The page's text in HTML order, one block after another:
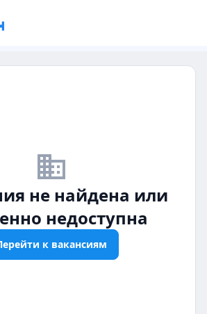
business_off
не найдена или
недоступна
к вакансиям